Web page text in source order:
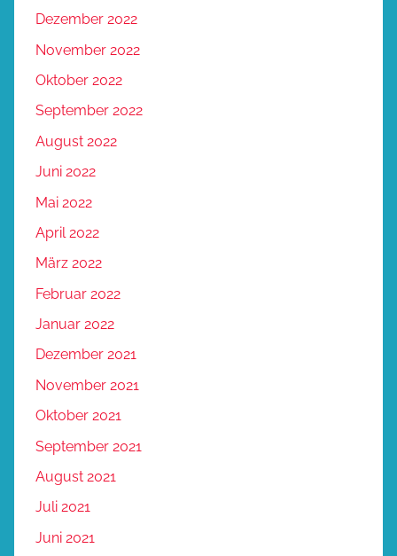
Dezember 2022
November 2022
Oktober 2022
September 2022
August 2022
Juni 2022
Mai 2022
April 2022
März 2022
Februar 2022
Januar 2022
Dezember 2021
November 2021
Oktober 2021
September 2021
August 2021
Juli 2021
Juni 2021